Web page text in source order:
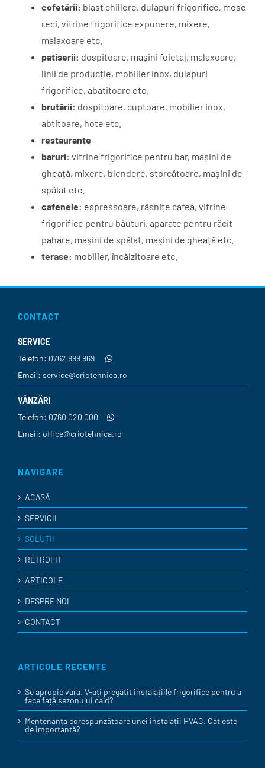
cofetării: blast chillere, dulapuri frigorifice, mese
reci, vitrine frigorifice expunere, mixere,
malaxoare etc.
patiserii: dospitoare, mașini foietaj, malaxoare,
linii de producție, mobilier inox, dulapuri
frigorifice, abatitoare etc.
brutării: dospitoare, cuptoare, mobilier inox,
abtitoare, hote etc.
restaurante
baruri: vitrine frigorifice pentru bar, mașini de
gheață, mixere, blendere, storcătoare, mașini de
spălat etc.
cafenele: espressoare, râșnițe cafea, vitrine
frigorifice pentru băuturi, aparate pentru răcit
pahare, mașini de spălat, mașini de gheață etc.
terase: mobilier, încălzitoare etc.
CONTACT
SERVICE
Telefon: 0762 999 969
Email: service@criotehnica.ro
VÂNZĂRI
Telefon: 0760 020 000
Email: office@criotehnica.ro
NAVIGARE
ACASĂ
SERVICII
SOLUȚII
RETROFIT
ARTICOLE
DESPRE NOI
CONTACT
ARTICOLE RECENTE
Se apropie vara. V-ați pregătit instalațiile frigorifice pentru a
face față sezonului cald?
Mentenanța corespunzătoare unei instalații HVAC. Cât este
de importantă?